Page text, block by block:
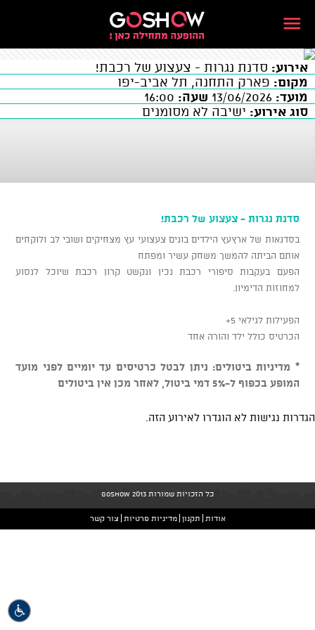
אירוע: סדנת נגרות - צעצוע של רכבת!
מקום: פארק התחנה, תל אביב-יפו
מועד:
שעה:
סוג אירוע: ישיבה לא מסומנים
סדנת נגרות - צעצוע של רכבת!
בסדנאות של ארץעץ הילדים בונים צעצועי עץ מצחיקים ושובי לב ולוקחים
אותם הביתה להמשך משחק עשיר ומפתח
הפעם בעקבות סיפורי רכבת נכין ונקשט קרון רכבת שיוכל לנסוע
למחוזות הדימיון.
הפעילות לגילאי 5+
הכרטיס כולל ילד והורה אחד
* מדיניות ביטולים: ניתן לבטל כרטיסים עד יומיים לפני מועד
המופע בכפוף ל-5% דמי ביטול, לאחר מכן אין ביטולים
הגדרות נגישות לא הוגדרו לאירוע הזה.
כל הזכויות שמורות GoShow 2013
אודות תקנון מדיניות פרטיות צור קשר